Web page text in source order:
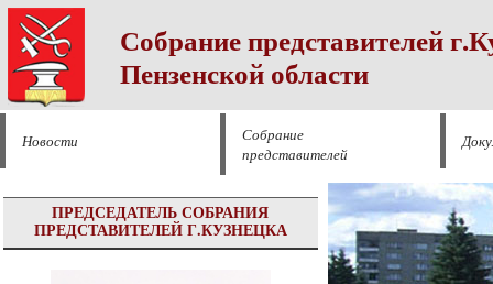
Собрание представителей
Пензенской области
Новости
Собрание
представителей
ПРЕДСЕДАТЕЛЬ СОБРАНИЯ
ПРЕДСТАВИТЕЛЕЙ Г.КУЗНЕЦКА